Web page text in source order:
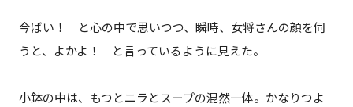
今ばい！ と心の中で思いつつ、瞬時、女将さんの顔を伺
うと、よかよ！ と言っているように見えた。
小鉢の中は、もつとニラとスープの混然一体。かなりつよ